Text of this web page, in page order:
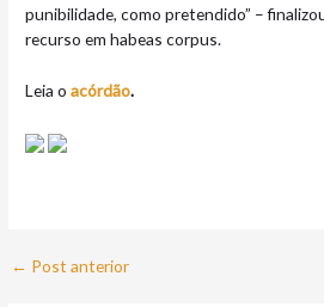
punibilidade, como pretendido” –
recurso em habeas corpus.
Leia oacórdão.
← Post anterior